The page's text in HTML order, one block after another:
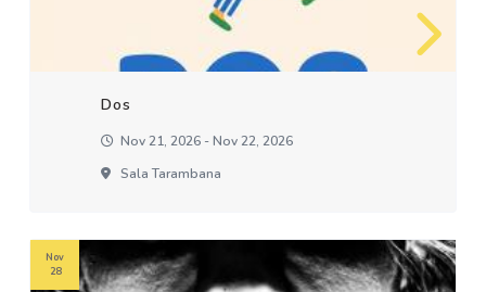
Dos
Nov 21, 2026 - Nov 22, 2026
Sala Tarambana
Nov
28